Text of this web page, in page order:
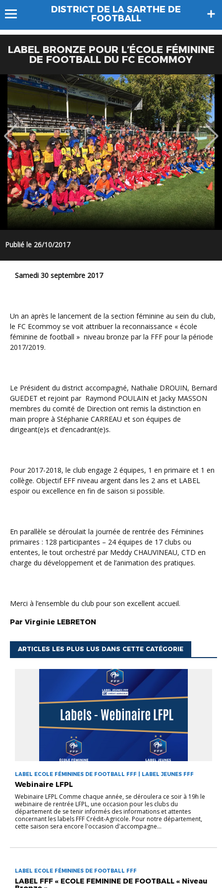
DISTRICT DE LA SARTHE DE
FOOTBALL
LABEL BRONZE POUR L’ÉCOLE FÉMININE
DE FOOTBALL DU FC ECOMMOY
Publié le 26/10/2017
Samedi 30 septembre 2017
Un an après le lancement de la section féminine au sein du club,
le FC Ecommoy se voit attribuer la reconnaissance « école
féminine de football » niveau bronze par la FFF pour la période
2017/2019.
Le Président du district accompagné, Nathalie DROUIN, Bernard
GUEDET et rejoint par Raymond POULAIN et Jacky MASSON
membres du comité de Direction ont remis la distinction en
main propre à Stéphanie CARREAU et son équipes de
dirigeant(e)s et d’encadrant(e)s.
Pour 2017-2018, le club engage 2 équipes, 1 en primaire et 1 en
collège. Objectif EFF niveau argent dans les 2 ans et LABEL
espoir ou excellence en fin de saison si possible.
En parallèle se déroulait la journée de rentrée des Féminines
primaires : 128 participantes – 24 équipes de 17 clubs ou
ententes, le tout orchestré par Meddy CHAUVINEAU, CTD en
charge du développement et de l’animation des pratiques.
Merci à l’ensemble du club pour son excellent accueil.
Par Virginie LEBRETON
ARTICLES LES PLUS LUS DANS CETTE CATÉGORIE
LABEL ECOLE FÉMININES DE FOOTBALL FFF | LABEL JEUNES FFF
Webinaire LFPL
Webinaire LFPL Comme chaque année, se déroulera ce soir à 19h le
webinaire de rentrée LFPL, une occasion pour les clubs du
département de se tenir informés des informations et attentes
concernant les labels FFF Crédit-Agricole. Pour notre département,
cette saison sera encore l'occasion d'accompagne...
LABEL ECOLE FÉMININES DE FOOTBALL FFF
LABEL FFF « ECOLE FEMININE DE FOOTBALL « Niveau